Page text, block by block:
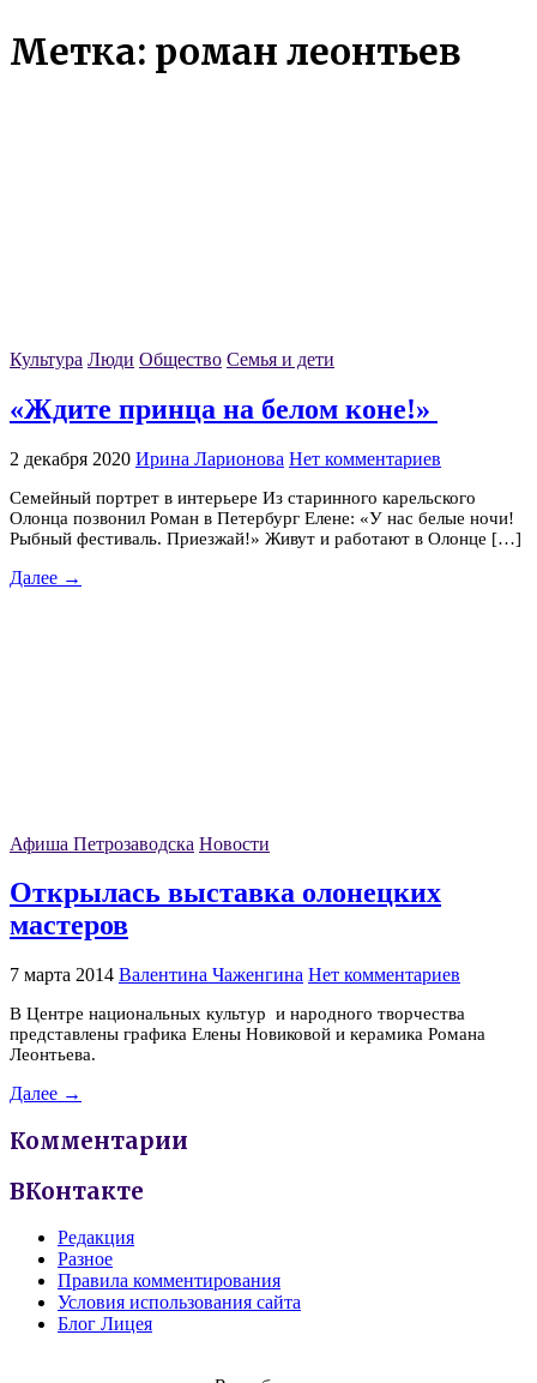
Метка: роман леонтьев
Культура Люди Общество Семья и дети
«Ждите принца на белом коне!»
2 декабря 2020 Ирина Ларионова Нет комментариев
Семейный портрет в интерьере Из старинного карельского
Олонца позвонил Роман в Петербург Елене: «У нас белые ночи!
Рыбный фестиваль. Приезжай!» Живут и работают в Олонце […]
Далее →
Афиша Петрозаводска Новости
Открылась выставка олонецких
мастеров
7 марта 2014 Валентина Чаженгина Нет комментариев
В Центре национальных культур и народного творчества
представлены графика Елены Новиковой и керамика Романа
Леонтьева.
Далее →
Комментарии
ВКонтакте
Редакция
Разное
Правила комментирования
Условия использования сайта
Блог Лицея